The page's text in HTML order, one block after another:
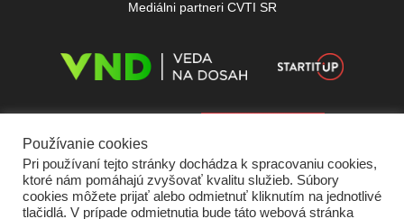
Mediálni partneri CVTI SR
Používanie cookies
Pri používaní tejto stránky dochádza k spracovaniu cookies,
ktoré nám pomáhajú zvyšovať kvalitu služieb. Súbory
cookies môžete prijať alebo odmietnuť kliknutím na jednotlivé
tlačidlá. V prípade odmietnutia bude táto webová stránka